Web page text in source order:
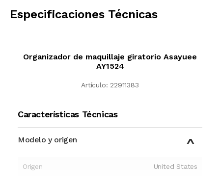
Especificaciones Técnicas
Organizador de maquillaje giratorio Asayuee
AY1524
Artículo: 22911383
Características Técnicas
Modelo y origen
Origen United States